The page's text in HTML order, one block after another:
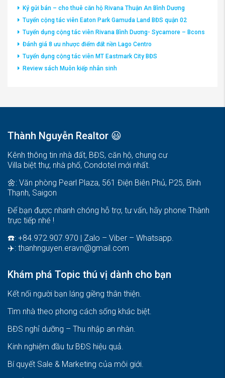
Ký gửi bán – cho thuê căn hộ Rivana Thuận An Bình Dương
Tuyển cộng tác viên Eaton Park Gamuda Land BĐS quận 02
Tuyển dụng cộng tác viên Rivana Bình Dương- Sycamore – Bcons
Đánh giá 8 ưu nhược điểm đất nền Lago Centro
Tuyển dụng cộng tác viên MT Eastmark City BĐS
Review sách Muôn kiếp nhân sinh
Thành Nguyễn Realtor 😃
Kênh thông tin nhà đất, BĐS, căn hộ, chung cư
Villa biệt thự, nhà phố, Condotel mới nhất.
🌼: Văn phòng Pearl Plaza, 561 Điện Biên Phủ, P25, Bình
Thạnh, Saigon
Để bạn được nhanh chóng hỗ trợ, tư vấn, hãy phone Thành
trực tiếp nhé !
☎️: +84.972.907.970 | Zalo – Viber – Whatsapp.
✈️: thanhnguyen.eravn@gmail.com
Khám phá Topic thú vị dành cho bạn
Kết nối người bạn láng giềng thân thiện.
Tìm nhà theo phong cách sống khác biệt.
BĐS nghỉ dưỡng – Thu nhập an nhàn.
Kinh nghiệm đầu tư BĐS hiệu quả.
Bí quyết Sale & Marketing của môi giới.